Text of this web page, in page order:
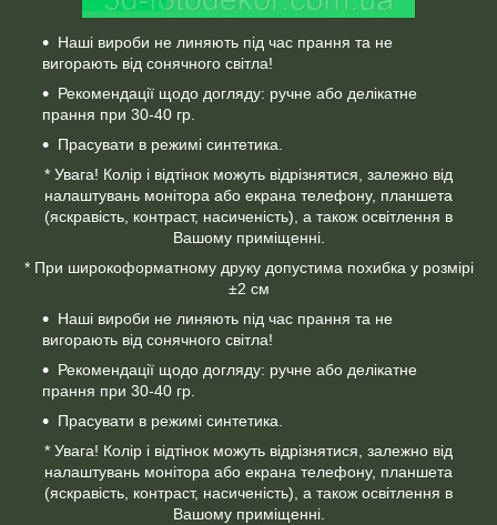
Наші вироби не линяють під час прання та не
вигорають від сонячного світла!
Рекомендації щодо догляду: ручне або делікатне
прання при 30-40 гр.
Прасувати в режимі синтетика.
* Увага! Колір і відтінок можуть відрізнятися, залежно від
налаштувань монітора або екрана телефону, планшета
(яскравість, контраст, насиченість), а також освітлення в
Вашому приміщенні.
* При широкоформатному друку допустима похибка у розмірі
±2 см
Наші вироби не линяють під час прання та не
вигорають від сонячного світла!
Рекомендації щодо догляду: ручне або делікатне
прання при 30-40 гр.
Прасувати в режимі синтетика.
* Увага! Колір і відтінок можуть відрізнятися, залежно від
налаштувань монітора або екрана телефону, планшета
(яскравість, контраст, насиченість), а також освітлення в
Вашому приміщенні.